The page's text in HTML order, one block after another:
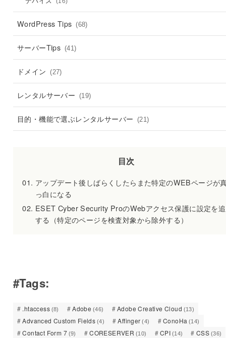
WordPress Tips (68)
サーバーTips (41)
ドメイン (27)
レンタルサーバー (19)
目的・機能で選ぶレンタルサーバー (21)
目次
アップデート後しばらくしたらまた特定のWEBページが
っ白になる
ESET Cyber Security ProのWebアクセス保護に設定を
する（特定のページを検査対象から除外する）
#Tags:
.htaccess (8) Adobe (46) Adobe Creative Cloud (13)
Advanced Custom Fields (4) Affinger (4) ConoHa (14)
Contact Form 7 (9) CORESERVER (10) CPI (14) CSS (36)